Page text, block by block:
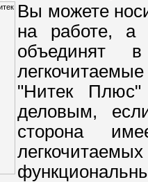
Вы можете
на работе, а
объединят
"Нитек Плюс"
деловым,
сторона